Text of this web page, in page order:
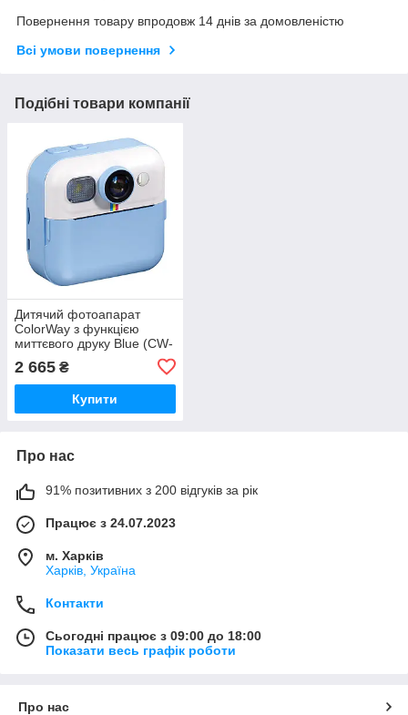
Повернення товару впродовж 14 днів за домовленістю
Всі умови повернення
Подібні товари компанії
Дитячий фотоапарат
ColorWay з функцією
миттєвого друку Blue (CW-
2 665 ₴
Купити
Про нас
91% позитивних з 200 відгуків за рік
Працює з 24.07.2023
м. Харків
Харків, Україна
Контакти
Сьогодні працює з 09:00 до 18:00
Показати весь графік роботи
Про нас